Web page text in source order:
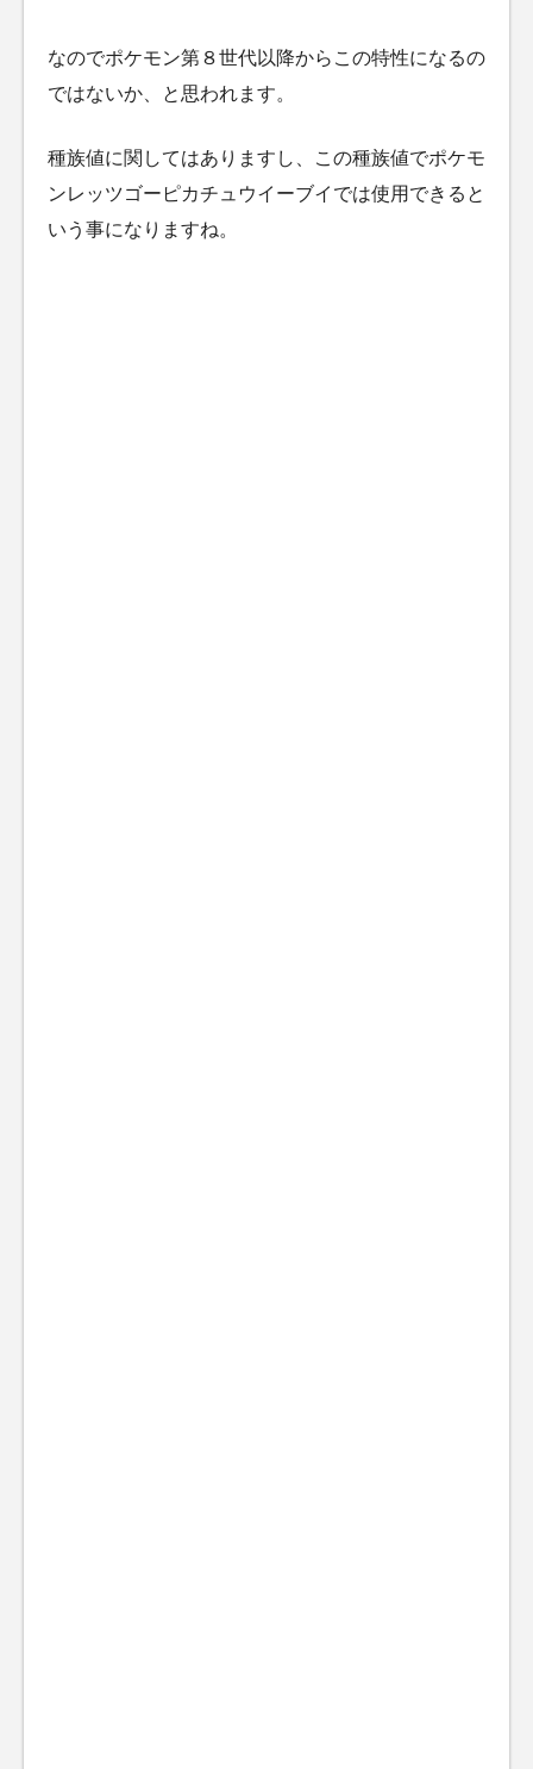
なのでポケモン第８世代以降からこの特性になるの
ではないか、と思われます。
種族値に関してはありますし、この種族値でポケモ
ンレッツゴーピカチュウイーブイでは使用できると
いう事になりますね。